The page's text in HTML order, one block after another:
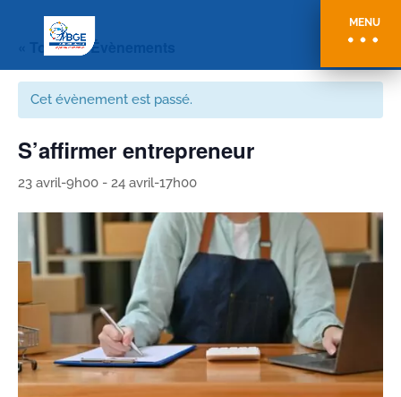
MENU
« Tous les Évènements
Cet évènement est passé.
S’affirmer entrepreneur
23 avril-9h00 - 24 avril-17h00